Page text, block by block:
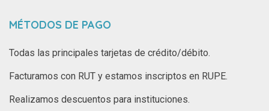
MÉTODOS DE PAGO
Todas las principales tarjetas de crédito/débito.
Facturamos con RUT y estamos inscriptos en RUPE.
Realizamos descuentos para instituciones.